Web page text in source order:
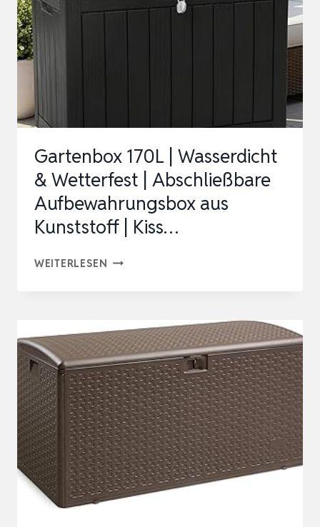
ABSCHLIESSBARE P
Gartenbox 170L | Wasserdicht
& Wetterfest | Abschließbare
Aufbewahrungsbox aus
Kunststoff | Kiss…
WEITERLESEN GARTENBOX
WASSERDICHT
&
WETTERFEST
|
ABSCHLIESSBARE A
UFBEWAHRUNGSBOX A
US K
UNSTSTOFF |
K